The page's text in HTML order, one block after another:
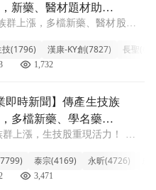
新藥、醫材題材助攻
群上漲，多檔新藥、醫材股強
現多檔強勢股。其中，康霈、
技、漢康-KY創、長聖等個股
(1796) 漢康-KY創(7827) 長聖
1,732
生技族群資金湧入，多檔
即時新聞】傳產生技族
多檔新藥、學名藥股
群上漲，生技股重現活力！ 今
氣熱絡，多檔個股亮燈漲停或
浩鼎、藥華藥、禾榮科、泰宗
泰宗(4169) 永昕(4726)
3,471